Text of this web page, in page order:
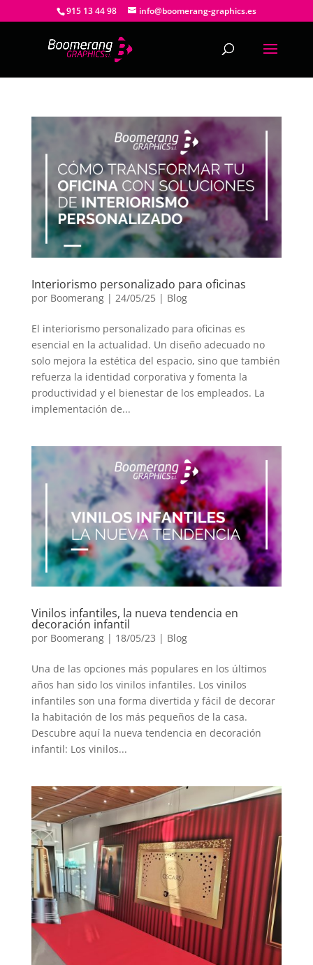
915 13 44 98 info@boomerang-graphics.es
Interiorismo personalizado para oficinas
por Boomerang| 24/05/25| Blog
El interiorismo personalizado para oficinas es
esencial en la actualidad. Un diseño adecuado no
solo mejora la estética del espacio, sino que también
refuerza la identidad corporativa y fomenta la
productividad y el bienestar de los empleados. La
implementación de...
Vinilos infantiles, la nueva tendencia en
decoración infantil
por Boomerang| 18/05/23 | Blog
Una de las opciones más populares en los últimos
años han sido los vinilos infantiles. Los vinilos
infantiles son una forma divertida y fácil de decorar
la habitación de los más pequeños de la casa.
Descubre aquí la nueva tendencia en decoración
infantil: Los vinilos...